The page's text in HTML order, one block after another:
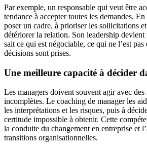
Par exemple, un responsable qui veut être
tendance à accepter toutes les demandes.
poser un cadre, à prioriser les sollicitations
détériorer la relation. Son leadership
sait ce qui est négociable, ce qui ne l’est pas
décisions sont prises.
Une meilleure capacité à décider
Les managers doivent souvent agir avec
incomplètes. Le coaching de manager les
les interprétations et les risques, puis à
certitude impossible à obtenir. Cette
la conduite du changement en entreprise et
transitions organisationnelles.